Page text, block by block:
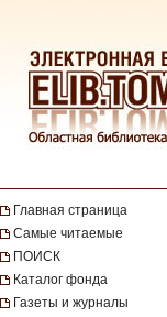
Главная страница
Самые читаемые
ПОИСК
Каталог фонда
Газеты и журналы